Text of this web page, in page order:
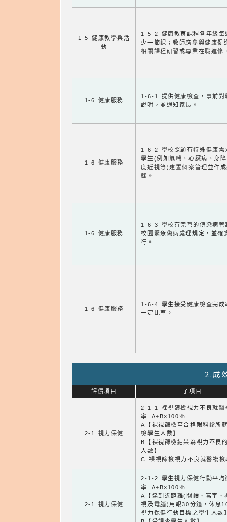
1-5 健康教學與活
動
1-5-2 健康教育課程各年級每
少一節課；教師應參與健康促
相關課程研習或專業在職進修
1-6 健康服務
1-6-1 提供健康檢查，事前對
說明，並通知家長。
1-6 健康服務
1-6-2 學校照顧有特殊健康需
學生(例如氣喘、心臟病、身
度近視等)建置個案管理並作
錄。
1-6 健康服務
1-6-3 學校有完善的傳染病管
校園緊急傷病處理規定，並確
行。
1-6 健康服務
1-6-4 學生接受健康檢查完成
一定比率。
2.成
評價項目 子項目
2-1 視力保健
2-1-1 裸視篩檢視力不良就醫
率=A÷B×100％
A【裸視篩檢至合格眼科診所
檢學生人數】
B【裸視篩檢結果為視力不良
人數】
C 裸視篩檢視力不良就醫複檢
2-1 視力保健
2-1-2 學生視力保健行動平均
率=A÷B×100％
A【達到近距離(閱讀、寫字、
視及電腦)用眼30分鐘，休息
視力保健行動目標之學生人數